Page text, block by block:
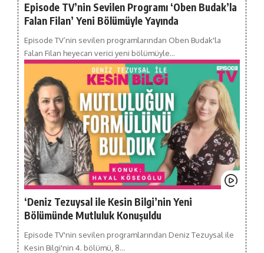
Episode TV’nin Sevilen Programı ‘Oben Budak’la
Falan Filan’ Yeni Bölümüyle Yayında
Episode TV’nin sevilen programlarından Oben Budak'la
Falan Filan heyecan verici yeni bölümüyle…
‘Deniz Tezuysal ile Kesin Bilgi’nin Yeni
Bölümünde Mutluluk Konuşuldu
Episode TV'nin sevilen programlarından Deniz Tezuysal ile
Kesin Bilgi'nin 4. bölümü, 8…